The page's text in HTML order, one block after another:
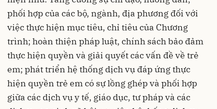
phối hợp của các bộ, ngành, địa phương đối với
việc thực hiện mục tiêu, chỉ tiêu của Chương
trình; hoàn thiện pháp luật, chính sách bảo đảm
thực hiện quyền và giải quyết các vấn đề về trẻ
em; phát triển hệ thống dịch vụ đáp ứng thực
hiện quyền trẻ em có sự lồng ghép và phối hợp
giữa các dịch vụ y tế, giáo dục, tư pháp và các